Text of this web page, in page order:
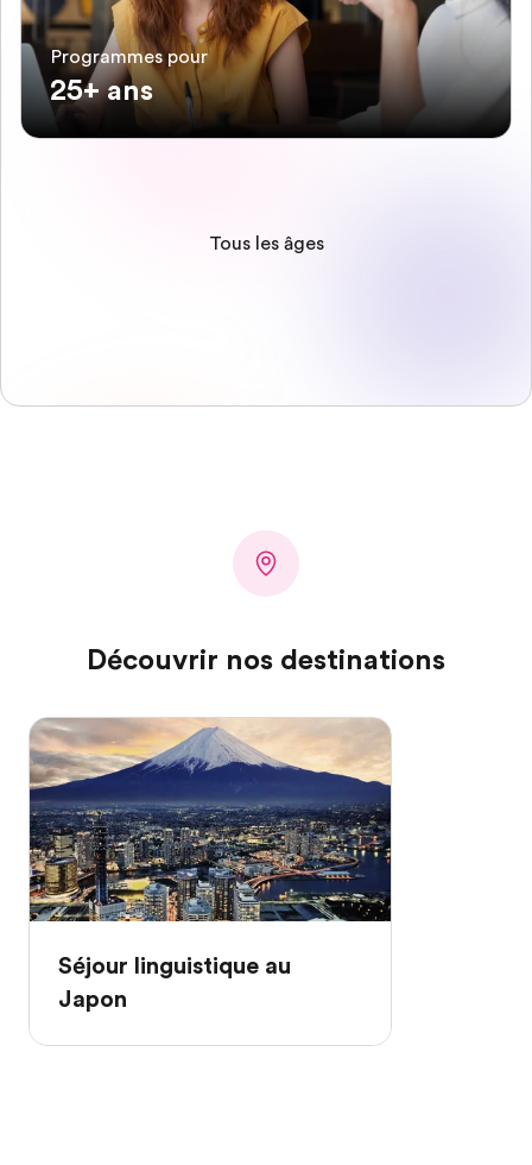
Programmes pour
25+ ans
Tous les âges
Découvrir nos destinations
Séjour linguistique au
Japon